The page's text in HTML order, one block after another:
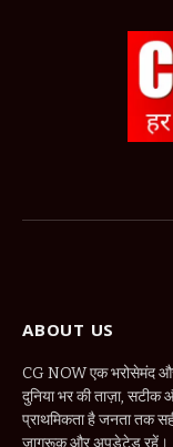
ABOUT US
CG NOW एक भरोसेमंद और
दुनिया भर की ताज़ा, सटीक
प्राथमिकता है जनता तक